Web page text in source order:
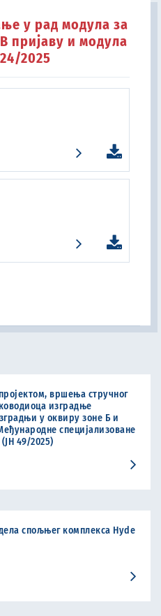
у рад модула за
пријаву и модула
2025
вршења стручног
изградње
у оквиру зоне Б и
специјализоване
49/2025)
спољњег комплекса Hyde